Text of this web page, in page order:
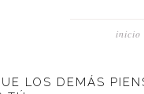
inicio
LOS DEMÁS